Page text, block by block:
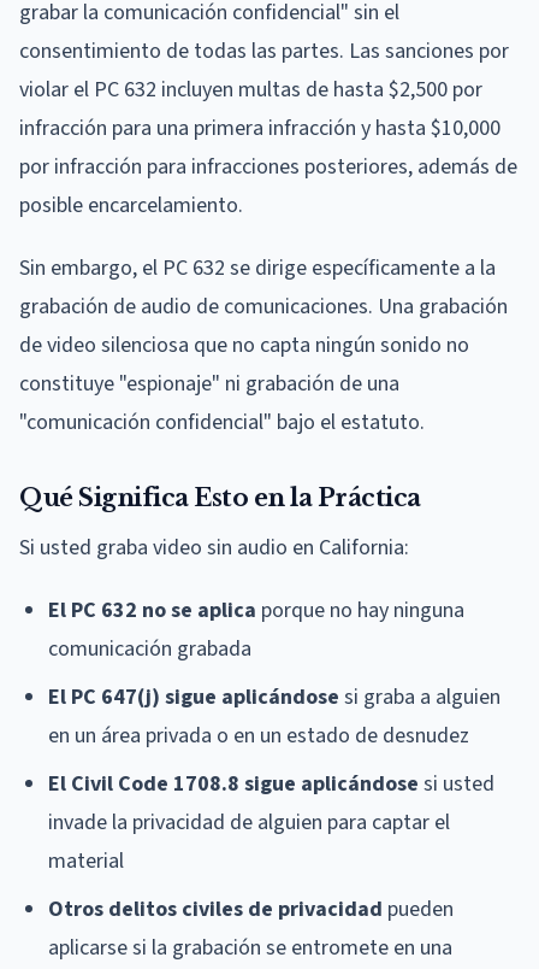
grabar la comunicación confidencial" sin el
consentimiento de todas las partes. Las sanciones por
violar el PC 632 incluyen multas de hasta $2,500 por
infracción para una primera infracción y hasta $10,000
por infracción para infracciones posteriores, además de
posible encarcelamiento.
Sin embargo, el PC 632 se dirige específicamente a la
grabación de audio de comunicaciones. Una grabación
de video silenciosa que no capta ningún sonido no
constituye "espionaje" ni grabación de una
"comunicación confidencial" bajo el estatuto.
Qué Significa Esto en la Práctica
Si usted graba video sin audio en California:
El PC 632 no se aplica porque no hay ninguna
comunicación grabada
El PC 647(j) sigue aplicándose si graba a alguien
en un área privada o en un estado de desnudez
El Civil Code 1708.8 sigue aplicándose si usted
invade la privacidad de alguien para captar el
material
Otros delitos civiles de privacidad pueden
aplicarse si la grabación se entromete en una